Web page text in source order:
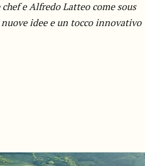
e Alfredo Latteo come sous
idee e un tocco innovativo